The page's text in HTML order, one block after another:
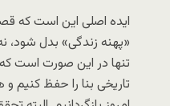
ایده اصلی این است که
«پهنه زندگی» بدل شود،
تنها در این صورت است
تاریخی بنا را حفظ کنیم